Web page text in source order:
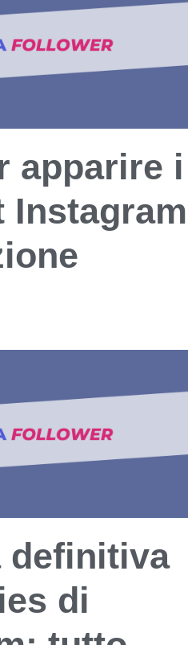
apparire i
Instagram
definitiva
di